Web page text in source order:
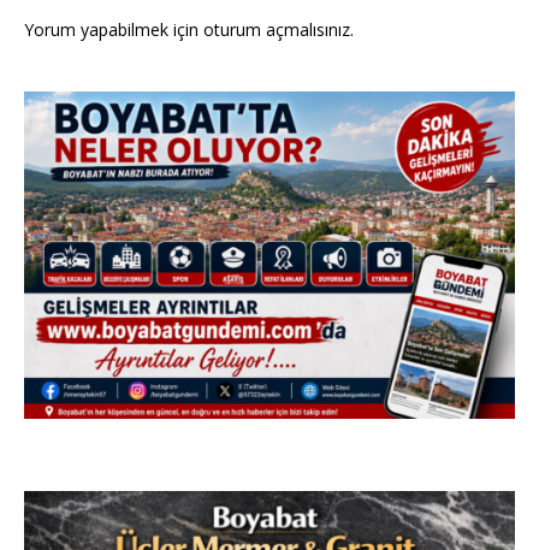
Yorum yapabilmek için oturum açmalısınız.